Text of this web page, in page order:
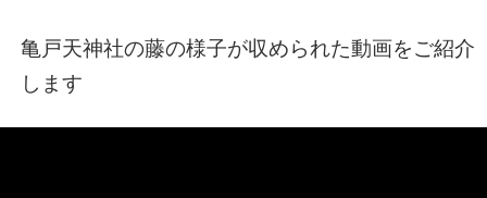
亀戸天神社の藤の様子が収められた動画をご紹介
します